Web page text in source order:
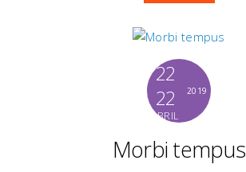
22
22
ABRIL
2019
Morbi tempus